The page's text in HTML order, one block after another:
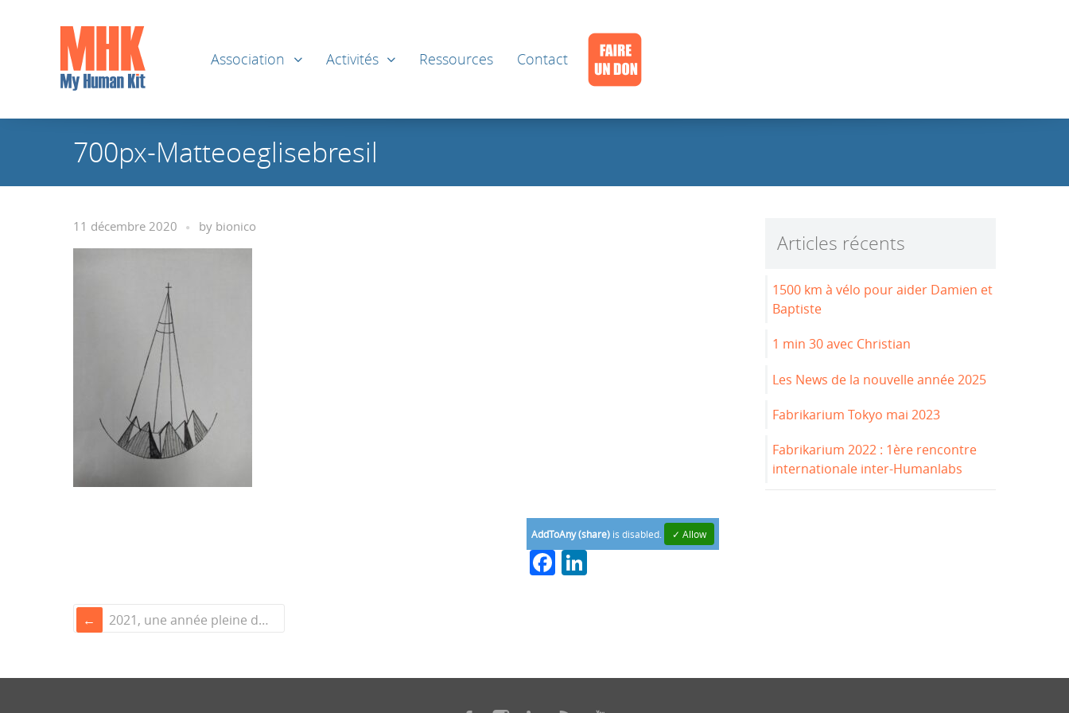
Association Activités Ressources Contact
700px-Matteoeglisebresil
11 décembre 2020 by bionico
AddToAny (share) is disabled. ✓ Allow
Facebook
2021, une année pleine de couleurs et de sourires
Articles récents
1500 km à vélo pour aider Damien et
Baptiste
1 min 30 avec Christian
Les News de la nouvelle année 2025
Fabrikarium Tokyo mai 2023
Fabrikarium 2022 : 1ère rencontre
internationale inter-Humanlabs